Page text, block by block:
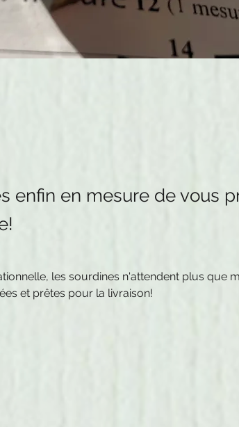
enfin en mesure de vous
les sourdines n'attendent plus que
et prêtes pour la livraison!